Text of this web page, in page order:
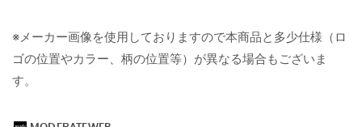
※メーカー画像を使用しておりますので本商品と多少仕様（ロ
ゴの位置やカラー、柄の位置等）が異なる場合もございま
す。